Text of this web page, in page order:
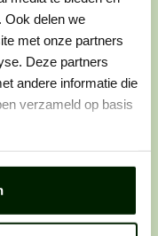
Ook delen we
met onze partners
Deze partners
andere informatie die
verzameld op basis
in hun vakgebied
je past? Laat
vakidioten